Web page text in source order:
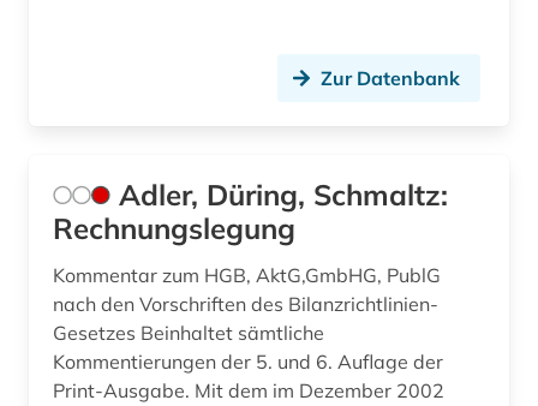
bundesamt (1)
deutschland <bundesrepublik> (1)
deutschland firmenverzeichnis (1)
Zur Datenbank
Adler, Düring, Schmaltz:
Rechnungslegung
Kommentar zum HGB, AktG,GmbHG, PublG
nach den Vorschriften des Bilanzrichtlinien-
Gesetzes Beinhaltet sämtliche
Kommentierungen der 5. und 6. Auflage der
Print-Ausgabe. Mit dem im Dezember 2002